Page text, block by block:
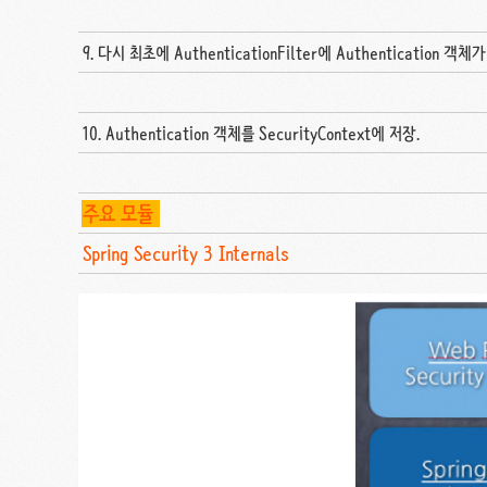
9. 다시 최초에 AuthenticationFilter에 Authentication 객체가
10. Authentication 객체를 SecurityContext에 저장.
주요 모듈
Spring Security 3 Internals